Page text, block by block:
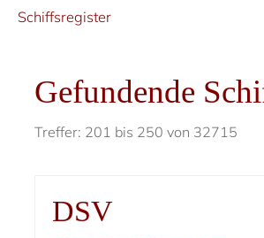
Schiffsregister
Gefundende
Treffer: 201 bis 250 von 32715
DSV